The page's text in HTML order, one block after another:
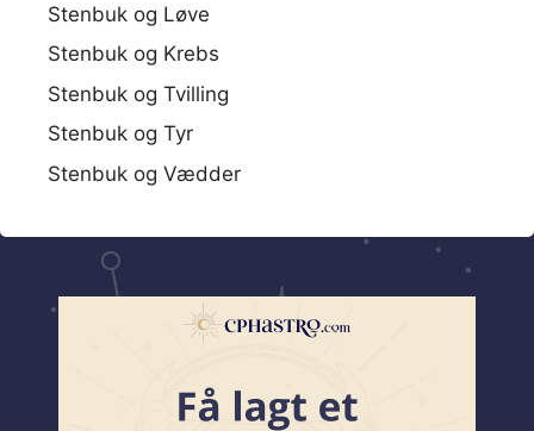
Stenbuk og Løve
Stenbuk og Krebs
Stenbuk og Tvilling
Stenbuk og Tyr
Stenbuk og Vædder